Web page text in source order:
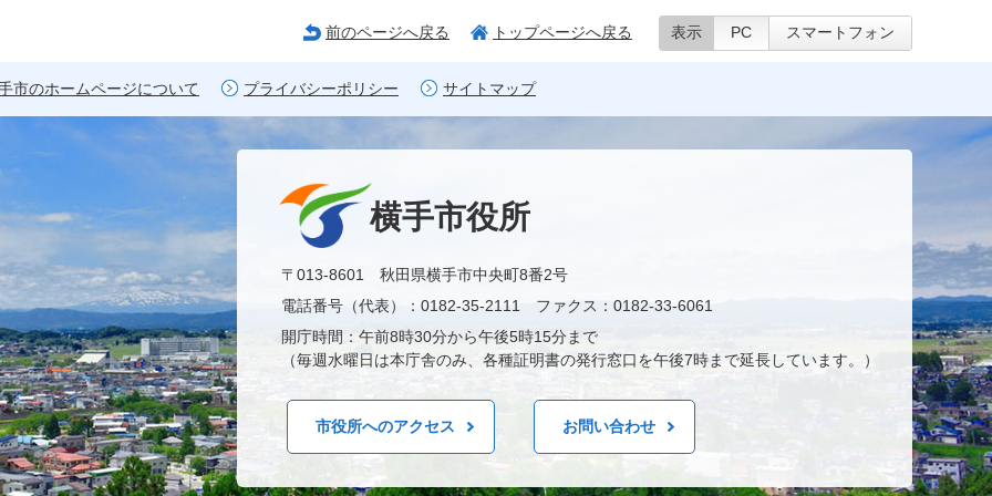
前のページへ戻る トップページへ戻る 表示 PC スマートフォン
市のホームページについて プライバシーポリシー サイトマップ
横手市役所
〒013-8601 秋田県横手市中央町8番2号
電話番号（代表）：0182-35-2111 ファクス：0182-33-6061
開庁時間：午前8時30分から午後5時15分まで
（毎週水曜日は本庁舎のみ、各種証明書の発行窓口を午後7時まで延長しています。）
市役所へのアクセス お問い合わせ